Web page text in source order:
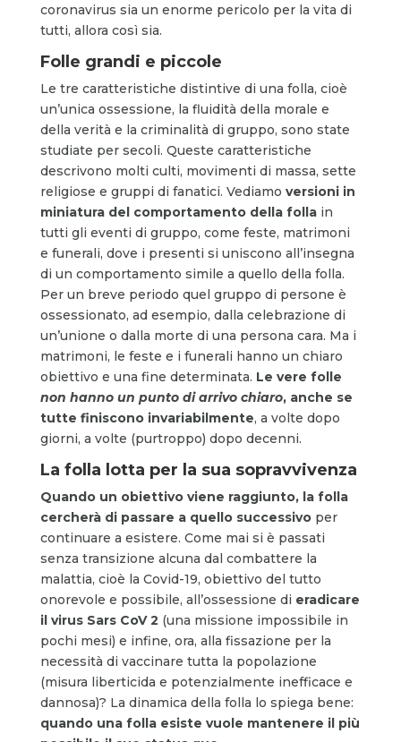
coronavirus sia un enorme pericolo per la vita di
tutti, allora così sia.
Folle grandi e piccole
Le tre caratteristiche distintive di una folla, cioè
un’unica ossessione, la fluidità della morale e
della verità e la criminalità di gruppo, sono state
studiate per secoli. Queste caratteristiche
descrivono molti culti, movimenti di massa, sette
religiose e gruppi di fanatici. Vediamo versioni in
miniatura del comportamento della follain
tutti gli eventi di gruppo, come feste, matrimoni
e funerali, dove i presenti si uniscono all’insegna
di un comportamento simile a quello della folla.
Per un breve periodo quel gruppo di persone è
ossessionato, ad esempio, dalla celebrazione di
un’unione o dalla morte di una persona cara. Ma i
matrimoni, le feste e i funerali hanno un chiaro
obiettivo e una fine determinata. Le vere folle
non hanno un punto di arrivo chiaro, anche se
tutte finiscono invariabilmente, a volte dopo
giorni, a volte (purtroppo) dopo decenni.
La folla lotta per la sua sopravvivenza
Quando un obiettivo viene raggiunto, la folla
cercherà di passare a quello successivo per
continuare a esistere. Come mai si è passati
senza transizione alcuna dal combattere la
malattia, cioè la Covid-19, obiettivo del tutto
onorevole e possibile, all’ossessione di eradicare
il virus Sars CoV 2 (una missione impossibile in
pochi mesi) e infine, ora, alla fissazione per la
necessità di vaccinare tutta la popolazione
(misura liberticida e potenzialmente inefficace e
dannosa)? La dinamica della folla lo spiega bene:
quando una folla esiste vuole mantenere il più